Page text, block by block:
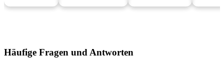
Häufige Fragen und Antworten